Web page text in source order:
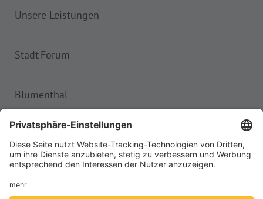
Unsere Leistungen
Stadt Forum
Blumenthal
Impressum
Datenschutz